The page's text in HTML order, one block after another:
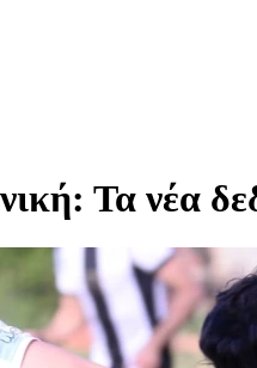
Τα νέα